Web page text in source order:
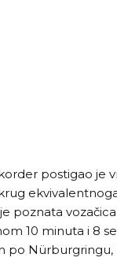
postigao je
poznata
10 minuta i 8
po Nürburgringu,